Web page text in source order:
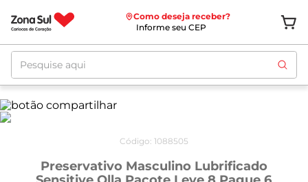
Como deseja receber?
Informe seu CEP
Pesquise aqui
Código: 1088505
Preservativo Masculino Lubrificado